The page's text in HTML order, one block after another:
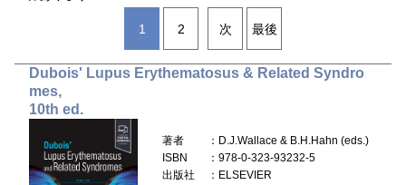
1 2 次 最後
Dubois' Lupus Erythematosus & Related Syndro
mes,
10th ed.
著者
：D.J.Wallace & B.H.Hahn (eds.)
ISBN
：978-0-323-93232-5
出版社
：ELSEVIER